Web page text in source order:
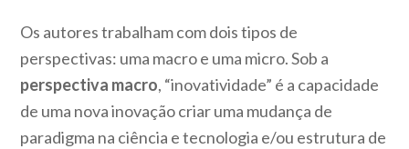
Os autores trabalham com dois tipos de
perspectivas: uma macro e uma micro. Sob a
perspectiva macro, “inovatividade” é a capacidade
de uma nova inovação criar uma mudança de
paradigma na ciência e tecnologia e/ou estrutura de